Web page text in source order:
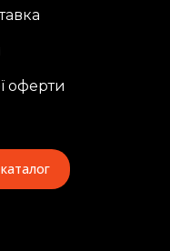
оферти